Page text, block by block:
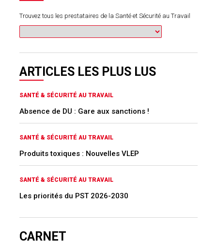
Trouvez tous les prestataires de la Santé et Sécurité au Travail
ARTICLES LES PLUS LUS
SANTÉ & SÉCURITÉ AU TRAVAIL
Absence de DU : Gare aux sanctions !
SANTÉ & SÉCURITÉ AU TRAVAIL
Produits toxiques : Nouvelles VLEP
SANTÉ & SÉCURITÉ AU TRAVAIL
Les priorités du PST 2026-2030
CARNET